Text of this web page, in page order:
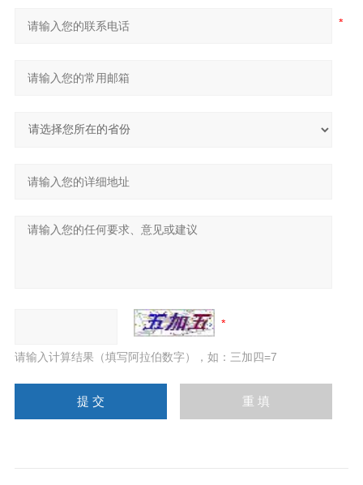
请输入计算结果（填写阿拉伯数字），如：三加四=7